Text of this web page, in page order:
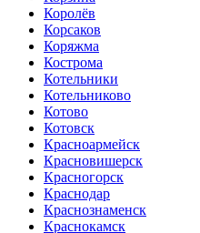
Королёв
Корсаков
Коряжма
Кострома
Котельники
Котельниково
Котово
Котовск
Красноармейск
Красновишерск
Красногорск
Краснодар
Краснознаменск
Краснокамск